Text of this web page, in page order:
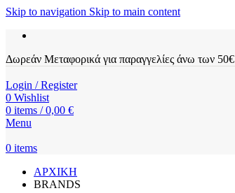
Skip to navigation Skip to main content
Δωρεάν Μεταφορικά για παραγγελίες άνω των 50€
Login / Register
0 Wishlist
0 items / 0,00 €
Menu
0 items
ΑΡΧΙΚΗ
BRANDS